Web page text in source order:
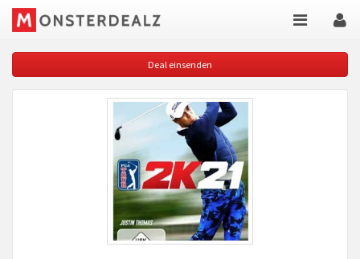
Deal einsenden